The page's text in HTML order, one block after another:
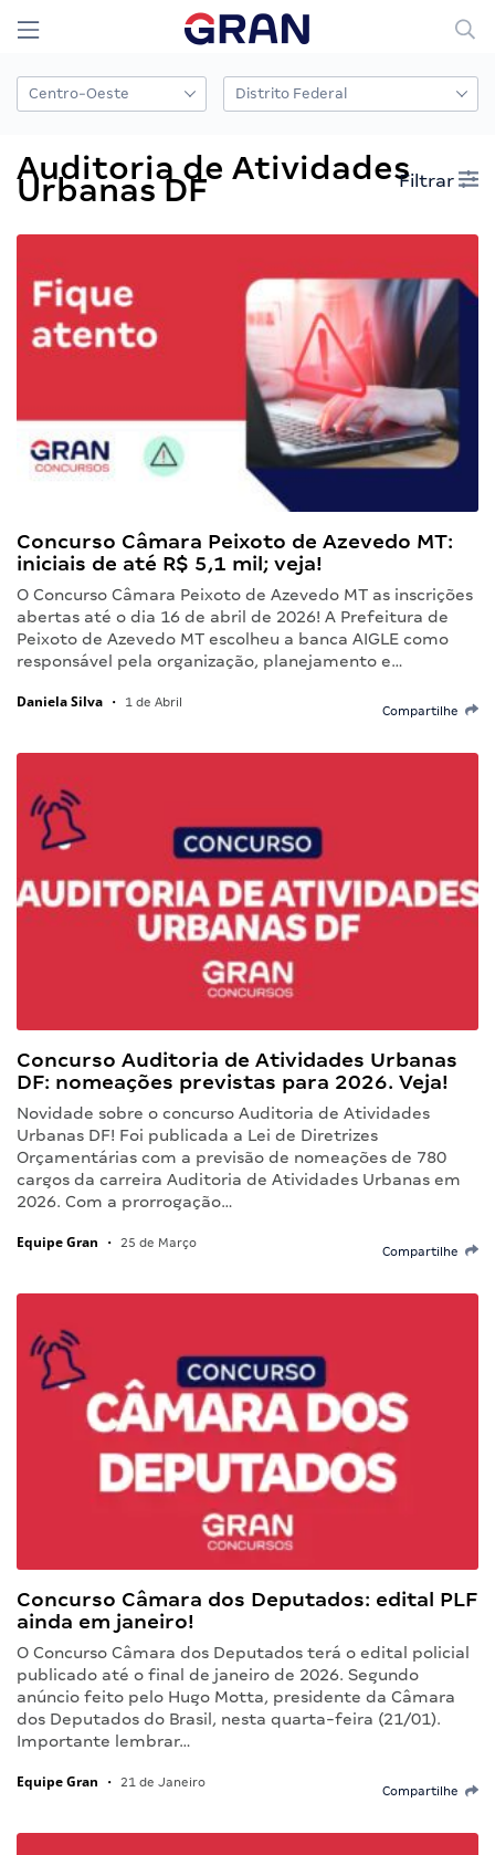
Auditoria de Atividades
Urbanas DF Filtrar
Concurso Câmara Peixoto de Azevedo MT:
iniciais de até R$ 5,1 mil; veja!
O Concurso Câmara Peixoto de Azevedo MT as inscrições
abertas até o dia 16 de abril de 2026! A Prefeitura de
Peixoto de Azevedo MT escolheu a banca AIGLE como
responsável pela organização, planejamento e…
Daniela Silva • 1 de Abril
Compartilhe
Concurso Auditoria de Atividades Urbanas
DF: nomeações previstas para 2026. Veja!
Novidade sobre o concurso Auditoria de Atividades
Urbanas DF! Foi publicada a Lei de Diretrizes
Orçamentárias com a previsão de nomeações de 780
cargos da carreira Auditoria de Atividades Urbanas em
2026. Com a prorrogação…
Equipe Gran • 25 de Março
Compartilhe
Concurso Câmara dos Deputados: edital PLF
ainda em janeiro!
O Concurso Câmara dos Deputados terá o edital policial
publicado até o final de janeiro de 2026. Segundo
anúncio feito pelo Hugo Motta, presidente da Câmara
dos Deputados do Brasil, nesta quarta-feira (21/01).
Importante lembrar…
Equipe Gran • 21 de Janeiro
Compartilhe